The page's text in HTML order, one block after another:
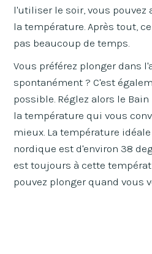
l'utiliser le soir, vous pouvez
la température. Après tout,
pas beaucoup de temps.
Vous préférez plonger dans
spontanément ? C'est
possible. Réglez alors le
la température qui vous
mieux. La température
nordique est d'environ 38
est toujours à cette
pouvez plonger quand vous